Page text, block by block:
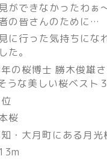
ができなかったわぁ
の皆さんのために…
に行った気持ちにな
た。
の桜博士 勝木俊雄
うな美しい桜ベスト３
桜
・大月町にある月光